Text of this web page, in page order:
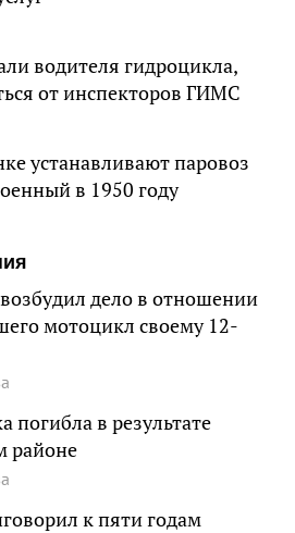
водителя гидроцикла,
от инспекторов ГИМС
устанавливают паровоз
в 1950 году
дело в отношении
мотоцикл своему 12-
погибла в результате
районе
к пяти годам